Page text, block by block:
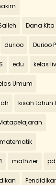
Dana Kita
durioo Durioo
edu kelas
Umum
kisah tahun 1
matematik
mathzier